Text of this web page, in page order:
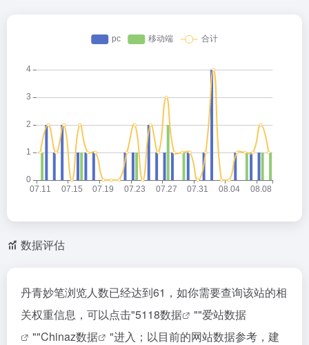
数据评估
丹青妙笔浏览人数已经达到61，如你需要查询该站的相
关权重信息，可以点击"5118数据 ""爱站数据
""Chinaz数据
"进入；以目前的网站数据参考，建